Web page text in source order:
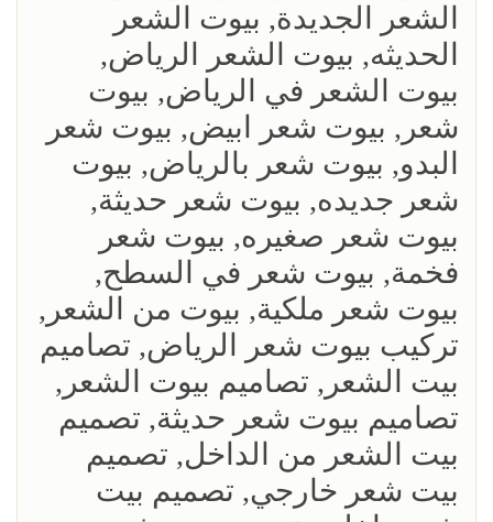
الشعر الجديدة, بيوت الشعر
الحديثه, بيوت الشعر الرياض,
بيوت الشعر في الرياض, بيوت
شعر, بيوت شعر ابيض, بيوت شعر
البدو, بيوت شعر بالرياض, بيوت
شعر جديده, بيوت شعر حديثة,
بيوت شعر صغيره, بيوت شعر
فخمة, بيوت شعر في السطح,
بيوت شعر ملكية, بيوت من الشعر,
تركيب بيوت شعر الرياض, تصاميم
بيت الشعر, تصاميم بيوت الشعر,
تصاميم بيوت شعر حديثة, تصميم
بيت الشعر من الداخل, تصميم
بيت شعر خارجي, تصميم بيت